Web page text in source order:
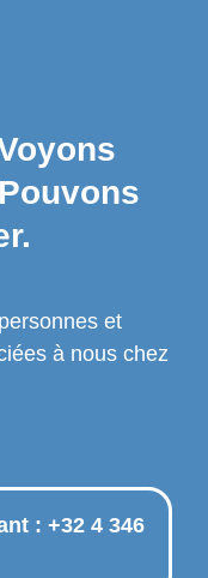
et
à nous chez
: +32 4 346